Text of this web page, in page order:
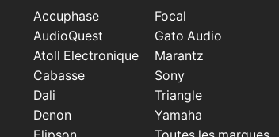
Accuphase
AudioQuest
Atoll Electronique
Cabasse
Dali
Denon
Focal
Gato Audio
Marantz
Sony
Triangle
Yamaha